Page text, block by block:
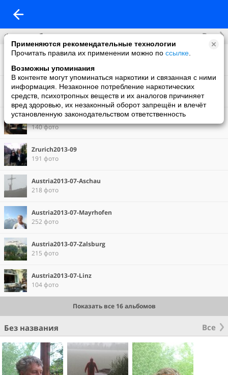
Применяются рекомендательные технологии
Прочитать правила их применении можно по ссылке
Возможны упоминания
В контенте могут упоминаться наркотики и связанная с ними
информация. Незаконное потребление наркотических
средств, психотропных веществ и их аналогов причиняет
вред здоровью, их незаконный оборот запрещён и влечёт
установленную законодательством ответственность
Фотоальбомы Все
Фото со мной
Что нового
3 фото
Tirol2014-06
140 фото
Zrurich2013-09
191 фото
Austria2013-07-Aschau
218 фото
Austria2013-07-Mayrhofen
252 фото
Austria2013-07-Zalsburg
215 фото
Austria2013-07-Linz
104 фото
Показать все 16 альбомов
Без названия Все